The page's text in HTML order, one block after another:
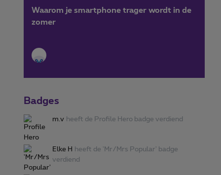
Waarom je smartphone trager wordt in de
zomer
Badges
m.v heeft de Profile Hero badge verdiend
Elke H heeft de 'Mr/Mrs Popular' badge
verdiend